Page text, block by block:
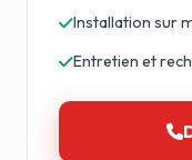
Installation sur
Entretien et